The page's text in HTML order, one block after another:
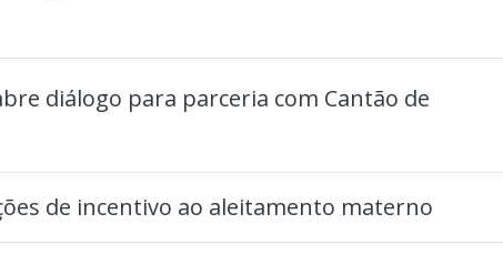
diálogo para parceria com Cantão de
de incentivo ao aleitamento materno